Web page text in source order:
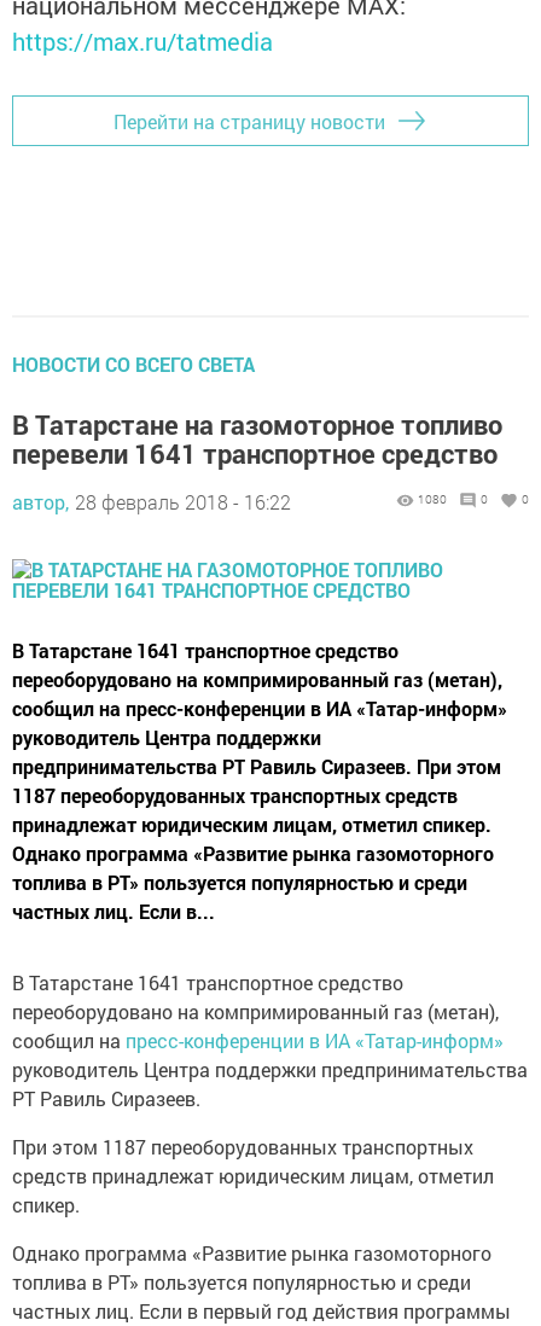
https://max.ru/tatmedia
Перейти на страницу новости
НОВОСТИ СО ВСЕГО СВЕТА
В Татарстане на газомоторное топливо
перевели 1641 транспортное средство
автор, 28 февраль 2018 - 16:22 1080 0 0
В Татарстане 1641 транспортное средство
переоборудовано на компримированный газ (метан),
сообщил на пресс-конференции в ИА «Татар-информ»
руководитель Центра поддержки
предпринимательства РТ Равиль Сиразеев. При этом
1187 переоборудованных транспортных средств
принадлежат юридическим лицам, отметил спикер.
Однако программа «Развитие рынка газомоторного
топлива в РТ» пользуется популярностью и среди
частных лиц. Если в...
В Татарстане 1641 транспортное средство
переоборудовано на компримированный газ (метан),
сообщил на пресс-конференции в ИА «Татар-информ»
руководитель Центра поддержки предпринимательства
РТ Равиль Сиразеев.
При этом 1187 переоборудованных транспортных
средств принадлежат юридическим лицам, отметил
спикер.
Однако программа «Развитие рынка газомоторного
топлива в РТ» пользуется популярностью и среди
частных лиц. Если в первый год действия программы